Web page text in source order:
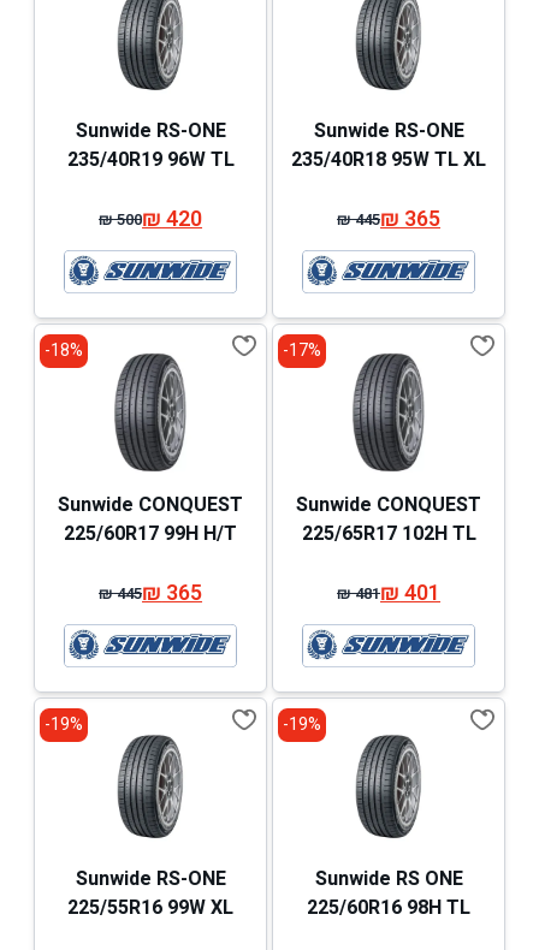
Sunwide RS-ONE
235/40R18 95W TL XL
₪445
המחיר
המקורי
היה:
₪ 445.
₪365 המחיר
הנוכחי
הוא:
₪ 365.
Sunwide RS-ONE
235/40R19 96W TL
₪500
המחיר
המקורי
היה:
₪ 500.
₪420 המחיר
הנוכחי
הוא:
₪ 420.
17%-
Sunwide CONQUEST
225/65R17 102H TL
₪481
המחיר
המקורי
היה:
₪ 481.
₪401 המחיר
הנוכחי
הוא:
₪ 401.
18%-
Sunwide CONQUEST
225/60R17 99H H/T
₪445
המחיר
המקורי
היה:
₪ 445.
₪365 המחיר
הנוכחי
הוא:
₪ 365.
19%-
Sunwide RS ONE
225/60R16 98H TL
19%-
Sunwide RS-ONE
225/55R16 99W XL